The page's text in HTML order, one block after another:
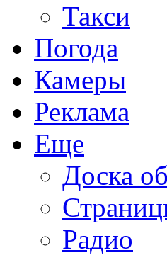
Такси
Погода
Камеры
Реклама
Еще
Доска
Радио